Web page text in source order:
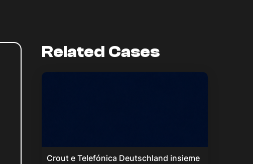
Related Cases
Crout e Telefónica Deutschland insieme